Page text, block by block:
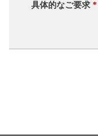
具体的なご要求 *